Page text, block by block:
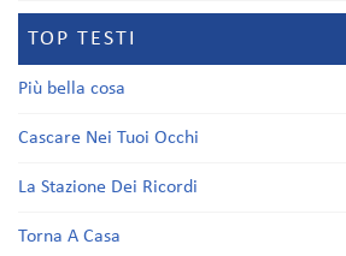
TOP TESTI
Più bella cosa
Cascare Nei Tuoi Occhi
La Stazione Dei Ricordi
Torna A Casa